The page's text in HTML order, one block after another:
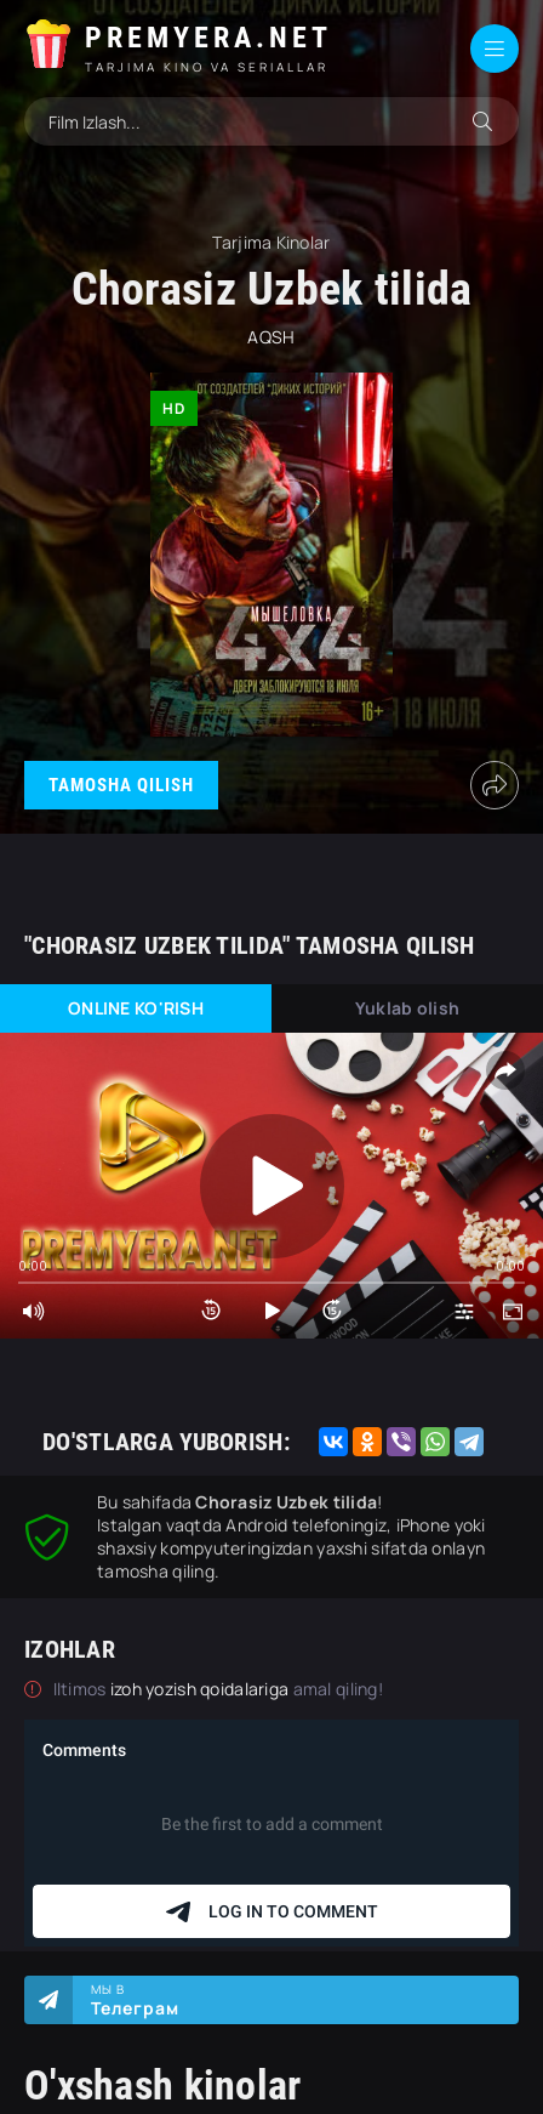
PREMYERA.NET
TARJIMA KINO VA SERIALLAR
Tarjima Kinolar
Chorasiz Uzbek tilida
AQSH
HD
TAMOSHA QILISH
"CHORASIZ UZBEK TILIDA" TAMOSHA QILISH
ONLINE KO'RISH Yuklab olish
0:00 0:00
DO'STLARGA YUBORISH:
Bu sahifadaChorasiz Uzbek tilida!
Istalgan vaqtda Android telefoningiz, iPhone yoki
shaxsiy kompyuteringizdan yaxshi sifatda onlayn
tamosha qiling.
IZOHLAR
Iltimos izoh yozish qoidalariga amal qiling!
O'xshash kinolar
МЫ В
Телеграм